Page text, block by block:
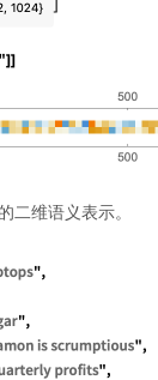
二维语义表示。